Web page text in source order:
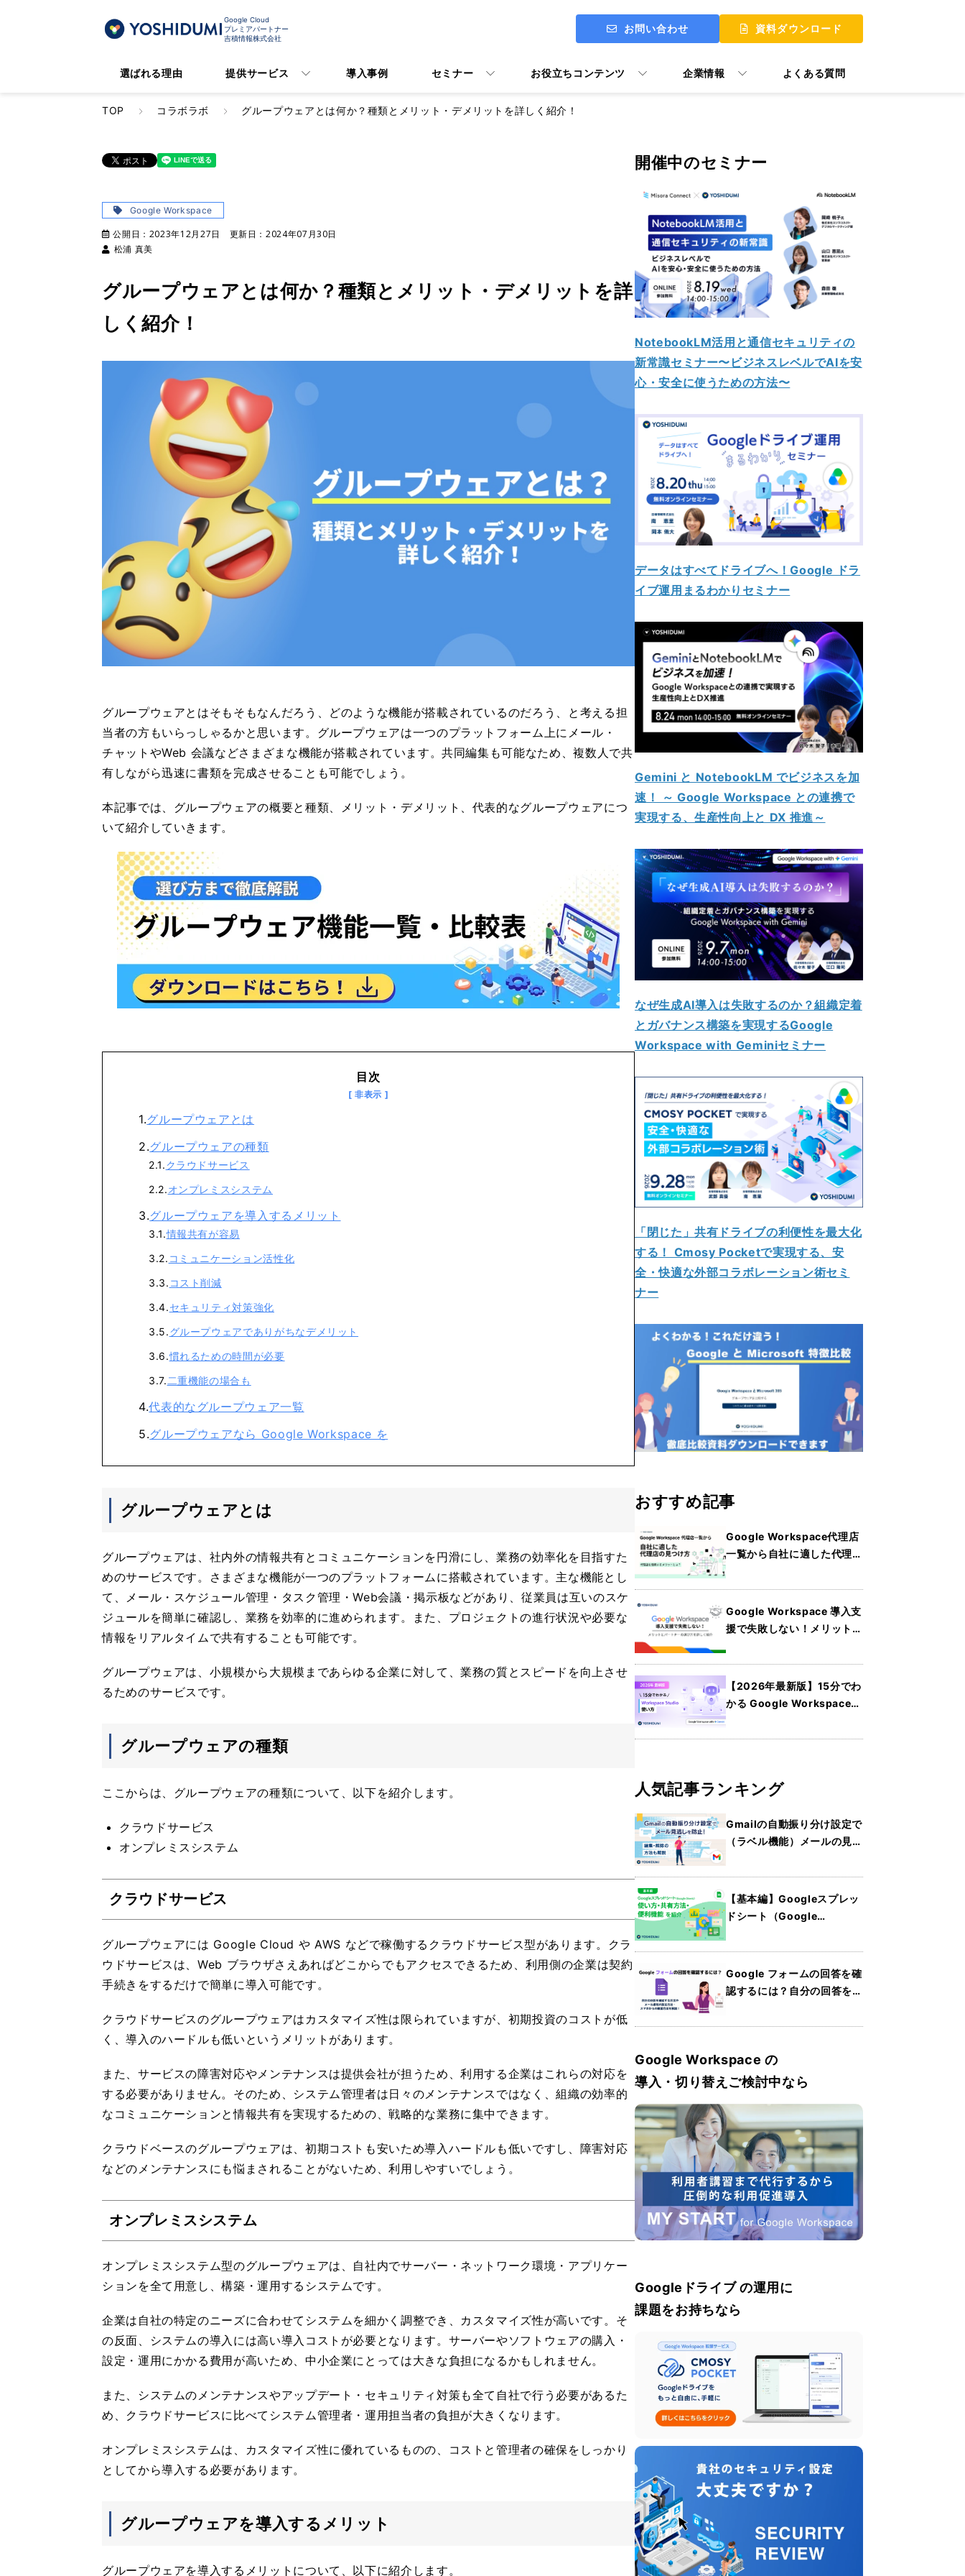
Google Cloud
プレミアパートナー
吉積情報株式会社
お問い合わせ 資料ダウンロード
選ばれる理由 提供サービス
ITアセスメント診断 ENGAGE UP
Google Workspace活用マニュアル GooTorial
ユーザー向けトレーニング Y's UP Skill
Gemini 導入支援 AI Driven
導入事例 セミナー お役立ちコンテンツ 企業情報 よくある質問
TOP コラボラボ グループウェアとは何か？種類とメリット・デメリットを詳しく紹介！
Google Workspace
公開日： 2023年12月27日 更新日：2024年07月30日
松浦 真美
グループウェアとは何か？種類とメリット・デメリットを詳
しく紹介！
グループウェアとはそもそもなんだろう、どのような機能が搭載されているのだろう、と考える担
当者の方もいらっしゃるかと思います。グループウェアは一つのプラットフォーム上にメール・
チャットやWeb 会議などさまざまな機能が搭載されています。共同編集も可能なため、複数人で共
有しながら迅速に書類を完成させることも可能でしょう。
本記事では、グループウェアの概要と種類、メリット・デメリット、代表的なグループウェアにつ
いて紹介していきます。
目次
グループウェアとは
グループウェアの種類
クラウドサービス
オンプレミスシステム
グループウェアを導入するメリット
情報共有が容易
コミュニケーション活性化
コスト削減
セキュリティ対策強化
グループウェアでありがちなデメリット
慣れるための時間が必要
二重機能の場合も
代表的なグループウェア一覧
グループウェアなら Google Workspace を
グループウェアとは
グループウェアは、社内外の情報共有とコミュニケーションを円滑にし、業務の効率化を目指すた
めのサービスです。さまざまな機能が一つのプラットフォームに搭載されています。主な機能とし
て、メール・スケジュール管理・タスク管理・Web会議・掲示板などがあり、従業員は互いのスケ
ジュールを簡単に確認し、業務を効率的に進められます。また、プロジェクトの進行状況や必要な
情報をリアルタイムで共有することも可能です。
グループウェアは、小規模から大規模まであらゆる企業に対して、業務の質とスピードを向上させ
るためのサービスです。
グループウェアの種類
ここからは、グループウェアの種類について、以下を紹介します。
クラウドサービス
オンプレミスシステム
クラウドサービス
グループウェアには Google Cloud や AWS などで稼働するクラウドサービス型があります。クラ
ウドサービスは、Web ブラウザさえあればどこからでもアクセスできるため、利用側の企業は契約
手続きをするだけで簡単に導入可能です。
クラウドサービスのグループウェアはカスタマイズ性は限られていますが、初期投資のコストが低
く、導入のハードルも低いというメリットがあります。
また、サービスの障害対応やメンテナンスは提供会社が担うため、利用する企業はこれらの対応を
する必要がありません。そのため、システム管理者は日々のメンテナンスではなく、組織の効率的
なコミュニケーションと情報共有を実現するための、戦略的な業務に集中できます。
クラウドベースのグループウェアは、初期コストも安いため導入ハードルも低いですし、障害対応
などのメンテナンスにも悩まされることがないため、利用しやすいでしょう。
オンプレミスシステム
オンプレミスシステム型のグループウェアは、自社内でサーバー・ネットワーク環境・アプリケー
ションを全て用意し、構築・運用するシステムです。
企業は自社の特定のニーズに合わせてシステムを細かく調整でき、カスタマイズ性が高いです。そ
の反面、システムの導入には高い導入コストが必要となります。サーバーやソフトウェアの購入・
設定・運用にかかる費用が高いため、中小企業にとっては大きな負担になるかもしれません。
また、システムのメンテナンスやアップデート・セキュリティ対策も全て自社で行う必要があるた
め、クラウドサービスに比べてシステム管理者・運用担当者の負担が大きくなります。
オンプレミスシステムは、カスタマイズ性に優れているものの、コストと管理者の確保をしっかり
としてから導入する必要があります。
グループウェアを導入するメリット
グループウェアを導入するメリットについて、以下に紹介します。
開催中のセミナー
NotebookLM活用と通信セキュリティの
新常識セミナー〜ビジネスレベルでAIを安
心・安全に使うための方法〜
データはすべてドライブへ！Google ドラ
イブ運用まるわかりセミナー
Gemini と NotebookLM でビジネスを加
速！ ～ Google Workspace との連携で
実現する、生産性向上と DX 推進～
なぜ生成AI導入は失敗するのか？組織定着
とガバナンス構築を実現するGoogle
Workspace with Geminiセミナー
「閉じた」共有ドライブの利便性を最大化
する！ Cmosy Pocketで実現する、安
全・快適な外部コラボレーション術セミ
ナー
おすすめ記事
Google Workspace代理店
一覧から自社に適した代理店
く紹介
Google Workspace 導入支
援で失敗しない！メリットと
紹介
【2026年最新版】15分でわ
かる Google Workspace
人気記事ランキング
Gmailの自動振り分け設定で
（ラベル機能）メールの見逃
も解説
【基本編】Googleスプレッ
ドシート（Google
法・便利機能を紹介
Google フォームの回答を確
認するには？自分の回答を確
定方法・スマホからの確認方
Google Workspace の
導入・切り替えご検討中なら
Googleドライブ の運用に
課題をお持ちなら